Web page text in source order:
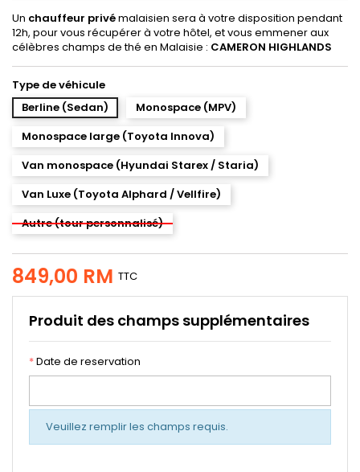
Un chauffeur privémalaisien sera à votre disposition pendant
12h, pour vous récupérer à votre hôtel, et vous emmener aux
célèbres champs de thé en Malaisie : CAMERON HIGHLANDS
Type de véhicule
Berline (Sedan)
Monospace (MPV)
Monospace large (Toyota Innova)
Van monospace (Hyundai Starex / Staria)
Van Luxe (Toyota Alphard / Vellfire)
Autre (tour personnalisé)
849,00 RM TTC
Produit des champs supplémentaires
*Date de reservation
Veuillez remplir les champs requis.